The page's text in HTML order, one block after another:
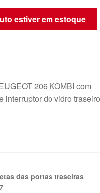
estiver em estoque
206 KOMBI com
interruptor do vidro traseiro
das portas traseiras